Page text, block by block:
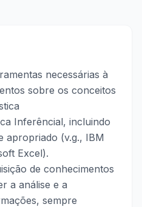
necessárias à
sobre os conceitos
Inferêncial, incluindo
apropriado (v.g., IBM
Excel).
de conhecimentos
a análise e a
sempre